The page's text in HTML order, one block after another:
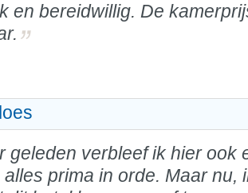
en bereidwillig. De
geleden verbleef ik hier ook
prima in orde. Maar nu,